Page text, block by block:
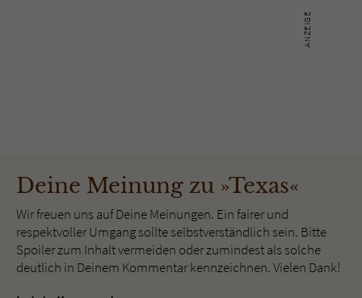
Deine Meinung zu »Texas«
Wir freuen uns auf Deine Meinungen. Ein fairer und
respektvoller Umgang sollte selbstverständlich sein. Bitte
Spoiler zum Inhalt vermeiden oder zumindest als solche
deutlich in Deinem Kommentar kennzeichnen. Vielen Dank!